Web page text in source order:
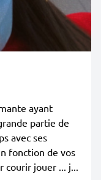
ayant
partie de
avec ses
fonction de vos
courir jouer ... j...